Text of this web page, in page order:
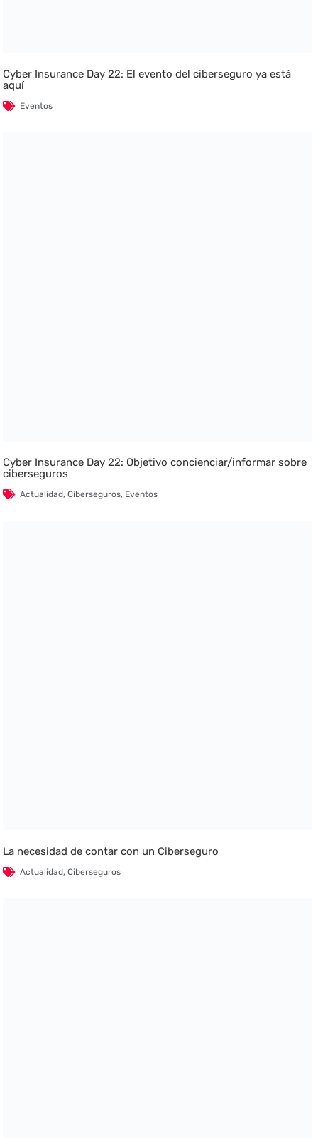
Cyber Insurance Day 22: El evento del ciberseguro ya está
aquí
Eventos
Cyber Insurance Day 22: Objetivo concienciar/informar sobre
ciberseguros
Actualidad,Ciberseguros, Eventos
La necesidad de contar con un Ciberseguro
Actualidad,Ciberseguros